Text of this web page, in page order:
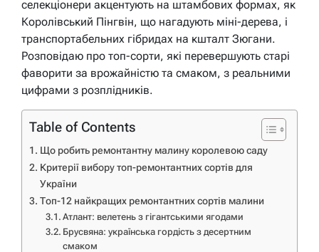
селекціонери акцентують на штамбових формах, як
Королівський Пінгвін, що нагадують міні-дерева, і
транспортабельних гібридах на кшталт Зюгани.
Розповідаю про топ-сорти, які перевершують старі
фаворити за врожайністю та смаком, з реальними
цифрами з розплідників.
Table of Contents
Що робить ремонтантну малину королевою саду
Критерії вибору топ-ремонтантних сортів для
України
Топ-12 найкращих ремонтантних сортів малини
Атлант: велетень з гігантськими ягодами
Брусвяна: українська гордість з десертним
смаком